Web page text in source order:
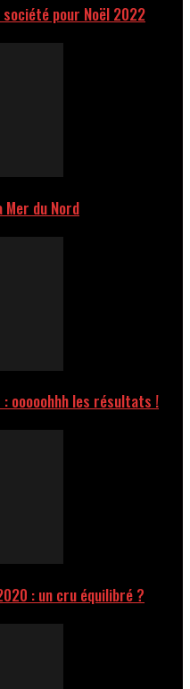
société pour Noël 2022
Mer du Nord
: ooooohhh les résultats !
: un cru équilibré ?